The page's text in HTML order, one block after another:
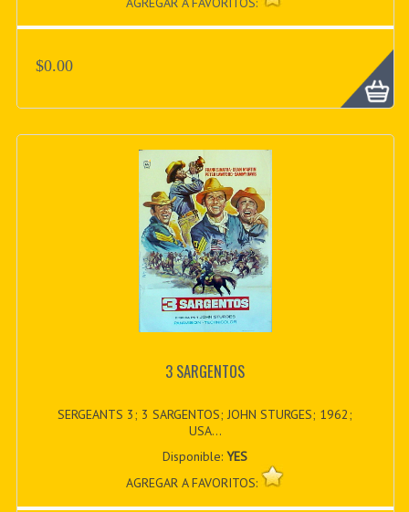
$0.00
3 SARGENTOS
SERGEANTS 3; 3 SARGENTOS; JOHN STURGES; 1962;
USA...
Disponible:YES
AGREGAR A FAVORITOS: